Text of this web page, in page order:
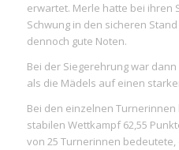
erwartet. Merle hatte bei ihren
Schwung in den sicheren
dennoch gute Noten.
Bei der Siegerehrung war
als die Mädels auf einen
Bei den einzelnen
stabilen Wettkampf 62,55
von 25 Turnerinnen